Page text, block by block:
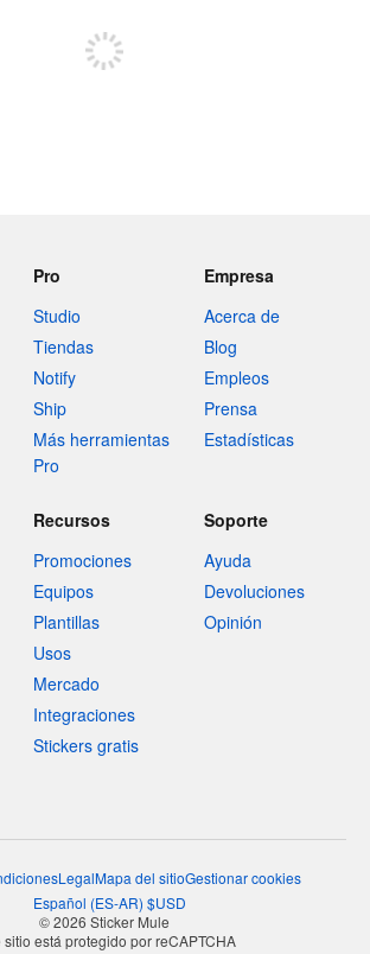
Pro
Studio
Tiendas
Notify
Ship
Más herramientas
Pro
Empresa
Acerca de
Blog
Empleos
Prensa
Estadísticas
Recursos
Promociones
Equipos
Plantillas
Usos
Mercado
Integraciones
Stickers gratis
Soporte
Ayuda
Devoluciones
Opinión
LegalMapa del sitioGestionar cookies
Español (ES-AR) $USD
© 2026 Sticker Mule
sitio está protegido por reCAPTCHA